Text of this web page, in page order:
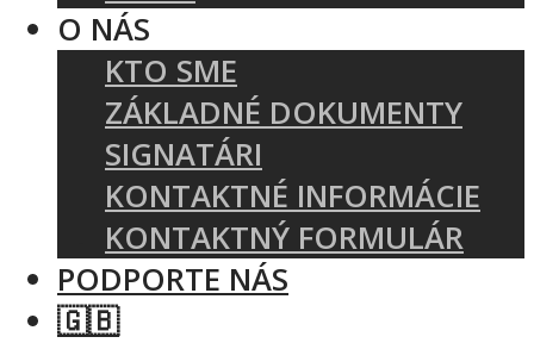
O NÁS
KTO SME
ZÁKLADNÉ DOKUMENTY
SIGNATÁRI
KONTAKTNÉ INFORMÁCIE
KONTAKTNÝ FORMULÁR
PODPORTE NÁS
🇬🇧